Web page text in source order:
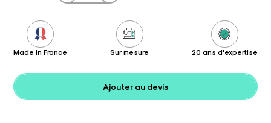
Made in France Sur mesure 20 ans d'expertise
Ajouter au devis